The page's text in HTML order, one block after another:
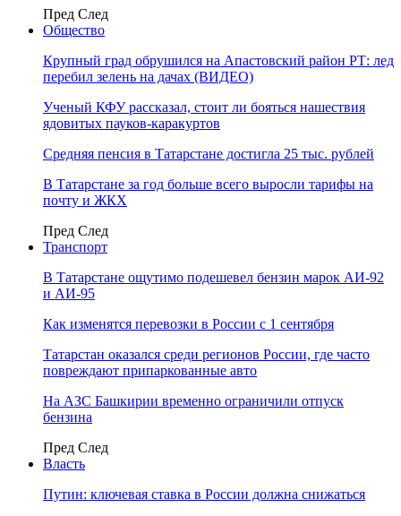
Пред След
Общество
Крупный град обрушился на Апастовский район РТ: лед
перебил зелень на дачах (ВИДЕО)
Ученый КФУ рассказал, стоит ли бояться нашествия
ядовитых пауков-каракуртов
Средняя пенсия в Татарстане достигла 25 тыс. рублей
В Татарстане за год больше всего выросли тарифы на
почту и ЖКХ
Пред След
Транспорт
В Татарстане ощутимо подешевел бензин марок АИ-92
и АИ-95
Как изменятся перевозки в России с 1 сентября
Татарстан оказался среди регионов России, где часто
повреждают припаркованные авто
На АЗС Башкирии временно ограничили отпуск
бензина
Пред След
Власть
Путин: ключевая ставка в России должна снижаться